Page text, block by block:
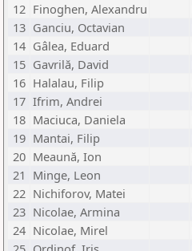
12 Finoghen, Alexandru
13 Ganciu, Octavian
14 Gâlea, Eduard
15 Gavrilă, David
16 Halalau, Filip
17 Ifrim, Andrei
18 Maciuca, Daniela
19 Mantai, Filip
20 Meaună, Ion
21 Minge, Leon
22 Nichiforov, Matei
23 Nicolae, Armina
24 Nicolae, Mirel